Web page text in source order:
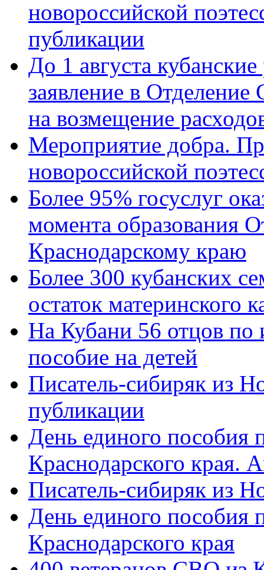
новороссийской
публикации
До 1 августа
заявление в
на возмещение
Мероприятие добра.
новороссийской
Более 95% госуслуг
момента образования
Краснодарскому краю
Более 300 кубанских
остаток материнского
На Кубани 56 отцов по
пособие на детей
Писатель-сибиряк из
публикации
День единого пособия
Краснодарского края.
Писатель-сибиряк из
День единого пособия
Краснодарского края